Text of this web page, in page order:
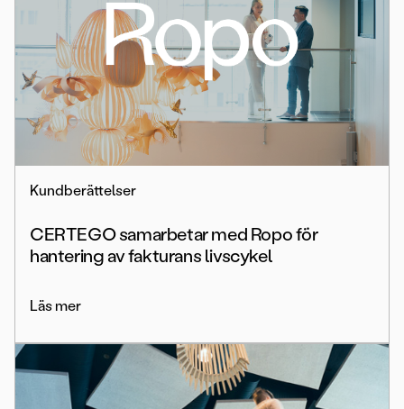
Kundberättelser
CERTEGO samarbetar med Ropo för
hantering av fakturans livscykel
Läs mer